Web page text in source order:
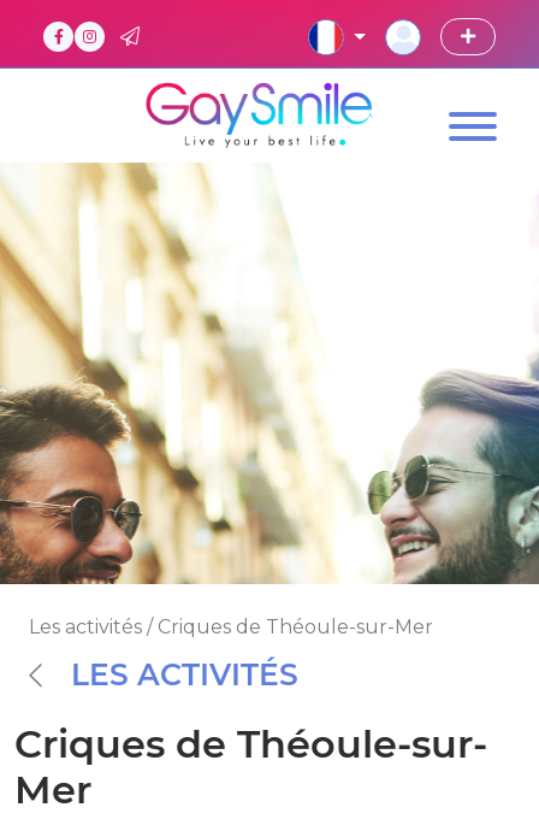
Les activités / Criques de Théoule-sur-Mer
LES ACTIVITÉS
Criques de Théoule-sur-
Mer